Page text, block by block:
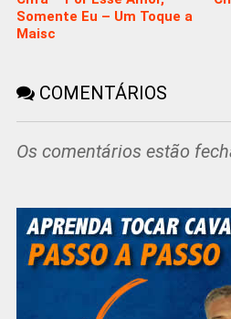
Somente Eu – Um Toque a
Maisc
COMENTÁRIOS
Os comentários estão